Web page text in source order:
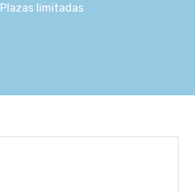
Plazas limitadas